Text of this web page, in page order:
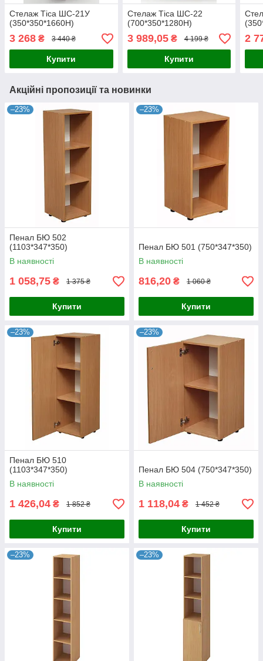
Стелаж Тіса ШС-21У
(350*350*1660Н)
3 268 ₴ 3 440 ₴
Купити
Стелаж Тіса ШС-22
(700*350*1280Н)
3 989,05₴ 4 199 ₴
Купити
2
Акційні пропозиції та новинки
–23%
Пенал БЮ 502
(1103*347*350)
В наявності
1 058,75 ₴ 1 375 ₴
Купити
–23%
Пенал БЮ 501 (750*347*350)
В наявності
816,20 ₴ 1 060 ₴
Купити
–23%
Пенал БЮ 510
(1103*347*350)
В наявності
1 426,04 ₴ 1 852 ₴
Купити
–23%
Пенал БЮ 504 (750*347*350)
В наявності
1 118,04 ₴ 1 452 ₴
Купити
–23% –23%